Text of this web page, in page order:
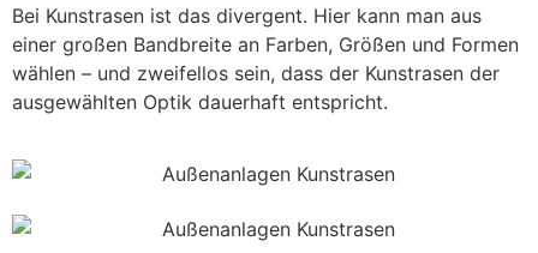
Bei Kunstrasen ist das divergent. Hier kann man aus
einer großen Bandbreite an Farben, Größen und Formen
wählen – und zweifellos sein, dass der Kunstrasen der
ausgewählten Optik dauerhaft entspricht.